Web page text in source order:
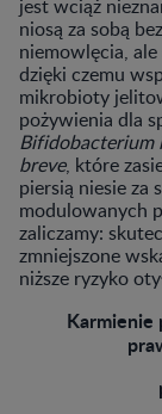
jest wciąż
niosą za sobą
niemowlęcia,
dzięki czemu
mikrobioty
pożywienia dla
Bifidobacterium
breve, które
piersią niesie za
modulowanych
zaliczamy:
zmniejszone
niższe ryzyko
Karmienie